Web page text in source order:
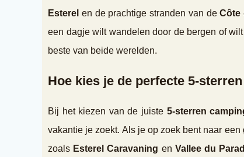
Esterel en de prachtige stranden van deCôte
een dagje wilt wandelen door de bergen of
beste van beide werelden.
Hoe kies je de perfecte 5-
Bij het kiezen van de juiste 5-sterren
vakantie je zoekt. Als je op zoek bent naar
zoals Esterel Caravaning en Vallee du